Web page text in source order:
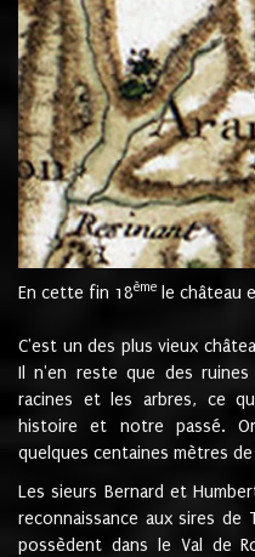
En cette fin 18ème le château
C'est un des plus vieux
Il n'en reste que des
racines et les arbres, ce
histoire et notre passé.
quelques centaines mètres
Les sieurs Bernard et Humbert
reconnaissance aux sires de
possèdent dans le Val de